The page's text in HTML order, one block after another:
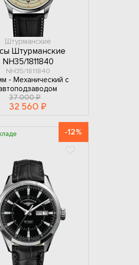
Штурманские
Штурманские
NH35/1811840
NH35/1811840
- Механический с
37 000 ₽
32 560 ₽
-12%